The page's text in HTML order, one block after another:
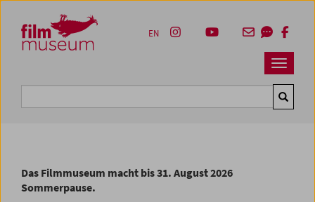
Zum Inhalt
Zum Hauptmenü
Zur Servicenavigation
Zum Suche
Navbar
EN
Das Filmmuseum macht bis 31. August 2026
Sommerpause.